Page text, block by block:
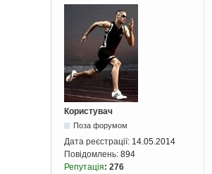
Користувач
Поза форумом
Дата реєстрації: 14.05.2014
Повідомлень: 894
Репутація: 276